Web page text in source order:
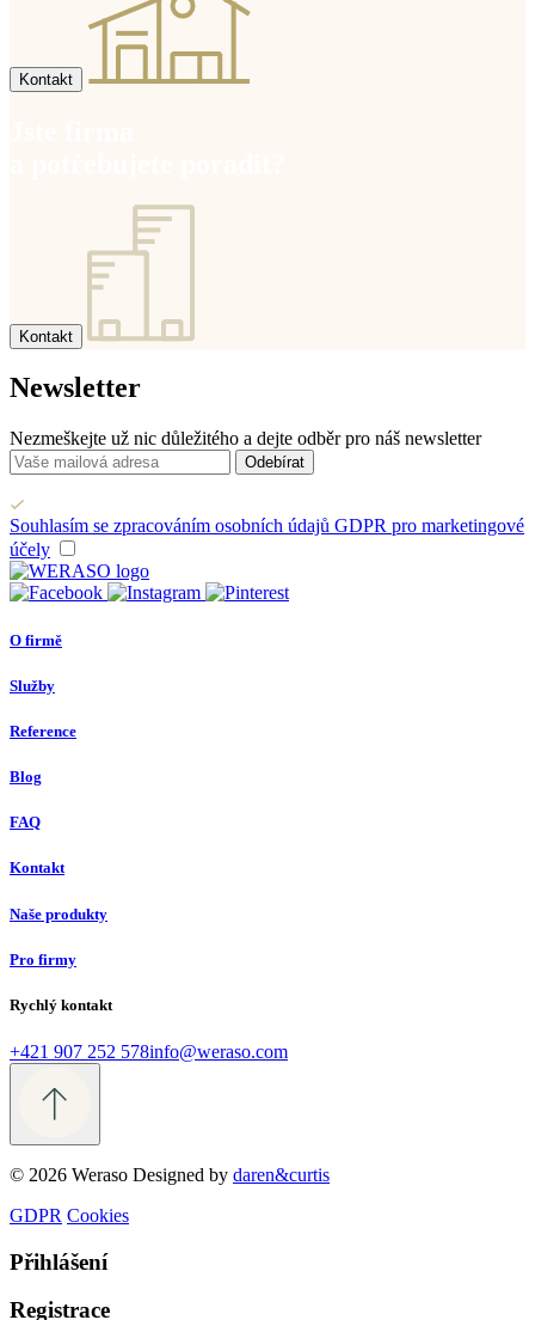
Kontakt
Kontakt
Newsletter
Nezmeškejte už nic důležitého a dejte odběr pro náš newsletter
Odebírat
Souhlasím se zpracováním osobních údajů GDPR pro marketingové
účely
O firmě
Služby
Reference
Blog
FAQ
Kontakt
Naše produkty
Pro firmy
Rychlý kontakt
+421 907 252 578info@weraso.com
© 2026 Weraso Designed by daren&curtis
GDPR Cookies
Přihlášení
Registrace